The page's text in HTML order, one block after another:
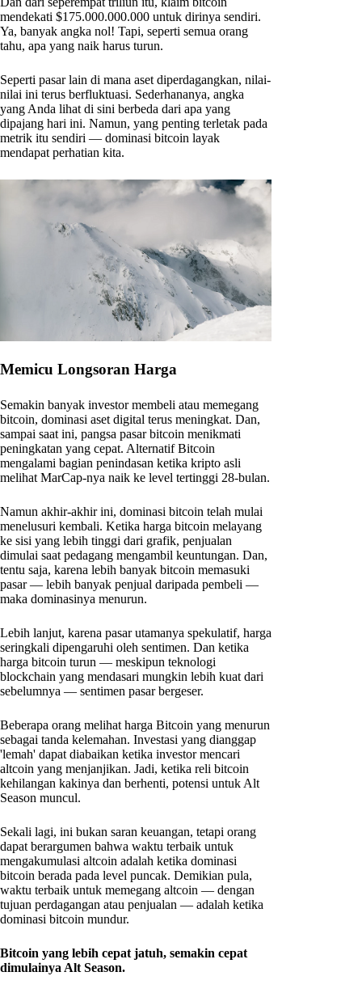
mendekati $175.000.000.000 untuk dirinya sendiri.
Ya, banyak angka nol! Tapi, seperti semua orang
tahu, apa yang naik harus turun.
Seperti pasar lain di mana aset diperdagangkan, nilai-
nilai ini terus berfluktuasi. Sederhananya, angka
yang Anda lihat di sini berbeda dari apa yang
dipajang hari ini. Namun, yang penting terletak pada
metrik itu sendiri — dominasi bitcoin layak
mendapat perhatian kita.
Memicu Longsoran Harga
Semakin banyak investor membeli atau memegang
bitcoin, dominasi aset digital terus meningkat. Dan,
sampai saat ini, pangsa pasar bitcoin menikmati
peningkatan yang cepat. Alternatif Bitcoin
mengalami bagian penindasan ketika kripto asli
melihat MarCap-nya naik ke level tertinggi 28-bulan.
Namun akhir-akhir ini, dominasi bitcoin telah mulai
menelusuri kembali. Ketika harga bitcoin melayang
ke sisi yang lebih tinggi dari grafik, penjualan
dimulai saat pedagang mengambil keuntungan. Dan,
tentu saja, karena lebih banyak bitcoin memasuki
pasar — lebih banyak penjual daripada pembeli —
maka dominasinya menurun.
Lebih lanjut, karena pasar utamanya spekulatif, harga
seringkali dipengaruhi oleh sentimen. Dan ketika
harga bitcoin turun — meskipun teknologi
blockchain yang mendasari mungkin lebih kuat dari
sebelumnya — sentimen pasar bergeser.
Beberapa orang melihat harga Bitcoin yang menurun
sebagai tanda kelemahan. Investasi yang dianggap
'lemah' dapat diabaikan ketika investor mencari
altcoin yang menjanjikan. Jadi, ketika reli bitcoin
kehilangan kakinya dan berhenti, potensi untuk Alt
Season muncul.
Sekali lagi, ini bukan saran keuangan, tetapi orang
dapat berargumen bahwa waktu terbaik untuk
mengakumulasi altcoin adalah ketika dominasi
bitcoin berada pada level puncak. Demikian pula,
waktu terbaik untuk memegang altcoin — dengan
tujuan perdagangan atau penjualan — adalah ketika
dominasi bitcoin mundur.
Bitcoin yang lebih cepat jatuh, semakin cepat
dimulainya Alt Season.